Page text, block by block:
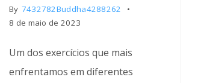
By 7432782Buddha4288262
8 de maio de 2023
Um dos exercícios que mais
enfrentamos em diferentes